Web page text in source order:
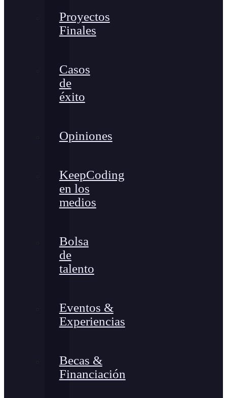
Proyectos
Finales
Casos
de
éxito
Opiniones
KeepCoding
en los
medios
Bolsa
de
talento
Eventos &
Experiencias
Becas &
Financiación